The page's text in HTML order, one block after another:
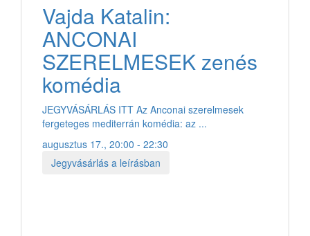
Vajda Katalin:
ANCONAI
SZERELMESEK zenés
komédia
JEGYVÁSÁRLÁS ITT Az Anconai szerelmesek
fergeteges mediterrán komédia: az ...
augusztus 17., 20:00 - 22:30
Jegyvásárlás a leírásban